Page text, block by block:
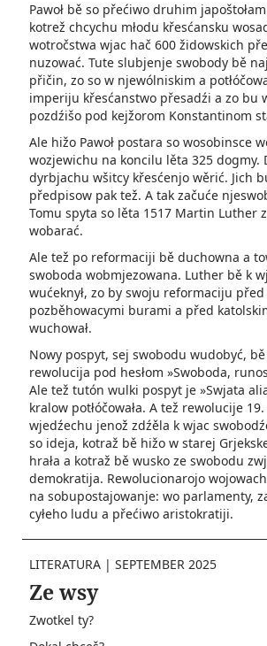
Pawoł bě so přećiwo druhim
kotrež chcychu młodu křesćansku
wotročstwa wjac hač 600 židowskich
nuzować. Tute slubjenje swobody bě
přičin, zo so w njewólniskim a
imperiju křesćanstwo přesadźi a zo bu
pozdźišo pod kejžorom Konstantinom
Ale hižo Pawoł postara so wosobinsce
wozjewichu na koncilu lěta 325 dogmy.
dyrbjachu wšitcy křesćenjo wěrić. Jich
předpisow pak tež. A tak začuće
Tomu spyta so lěta 1517 Martin Luther
wobarać.
Ale tež po reformaciji bě duchowna a
swoboda wobmjezowana. Luther bě k
wućeknył, zo by swoju reformaciju před
pozběhowacymi burami a před
wuchował.
Nowy pospyt, sej swobodu wudobyć, bě
rewolucija pod hesłom »Swoboda,
Ale tež tutón wulki pospyt je »Swjata
kralow po­tłóčowała. A tež rewolucije
wjedźechu jenož zdźěla k wjac
so ideja, kotraž bě hižo w starej
hrała a kotraž bě wusko ze swobodu
demokratija. Rewolucionarojo
na sobupostajowanje: wo parlamenty,
cyłeho­ ludu a přećiwo aristokratiji.
LITERATURA | SEPTEMBER 2025
Ze wsy
Zwotkel ty?